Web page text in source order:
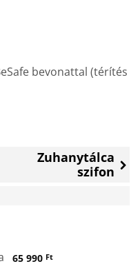
bevonattal (térítés
Zuhanytálca
szifon
65 990 Ft